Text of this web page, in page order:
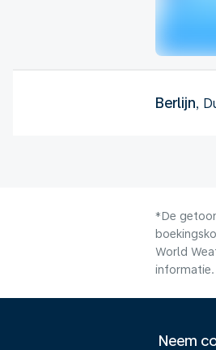
Berlijn,
*De
World
informatie.
Neem